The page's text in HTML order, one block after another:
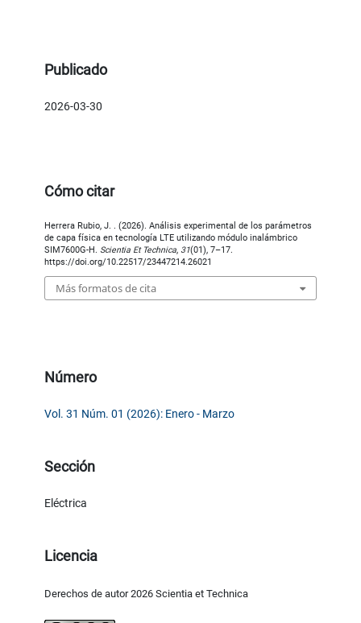
Publicado
2026-03-30
Cómo citar
Herrera Rubio, J. . (2026). Análisis experimental de los parámetros
de capa física en tecnología LTE utilizando módulo inalámbrico
SIM7600G-H. Scientia Et Technica, 31(01), 7–17.
https://doi.org/10.22517/23447214.26021
Más formatos de cita
Número
Vol. 31 Núm. 01 (2026): Enero - Marzo
Sección
Eléctrica
Licencia
Derechos de autor 2026 Scientia et Technica